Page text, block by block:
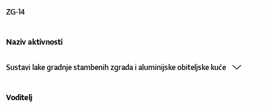
ZG-14
Naziv aktivnosti
Sustavi lake gradnje stambenih zgrada i aluminijske obiteljske kuće
Voditelj